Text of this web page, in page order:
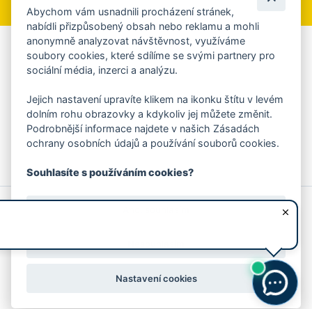
Aplikace Mobilní rozhlas
Chcete dostávat do svého mobilu či mailu upozornění na
ankety, pozvánky na kulturní a sportovní akce?
Více informací o aplikaci
© 2026 Magistrát města Zlína
Prohlášení o používání cookies
Abychom vám usnadnili procházení stránek,
nabídli přizpůsobený obsah nebo reklamu a mohli
anonymně analyzovat návštěvnost, využíváme
soubory cookies, které sdílíme se svými partnery pro
sociální média, inzerci a analýzu.
Jejich nastavení upravíte klikem na ikonku štítu v levém
dolním rohu obrazovky a kdykoliv jej můžete změnit.
Podrobnější informace najdete v našich Zásadách
ochrany osobních údajů a používání souborů cookies.
Souhlasíte s používáním cookies?
Nastavení cookies